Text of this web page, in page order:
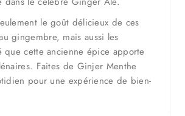
le goût délicieux de ces
gingembre, mais aussi les
que cette ancienne épice apporte
Faites de Ginjer Menthe
pour une expérience de bien-